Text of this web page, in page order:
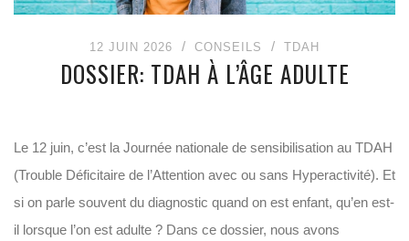
12 JUIN 2026 CONSEILS TDAH
DOSSIER: TDAH À L’ÂGE ADULTE
Le 12 juin, c’est la Journée nationale de sensibilisation au TDAH
(Trouble Déficitaire de l’Attention avec ou sans Hyperactivité). Et
si on parle souvent du diagnostic quand on est enfant, qu’en est-
il lorsque l’on est adulte ? Dans ce dossier, nous avons